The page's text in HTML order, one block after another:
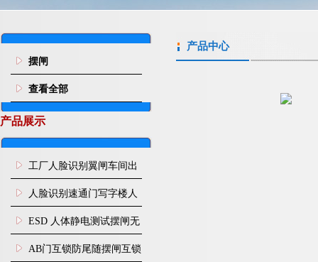
摆闸
查看全部
产品展示
工厂人脸识别翼闸车间出
入口人行通道门禁
人脸识别速通门写字楼人
行通道闸门禁设备
ESD 人体静电测试摆闸无
尘车间防静电闸机
AB门互锁防尾随摆闸互锁
产品中心